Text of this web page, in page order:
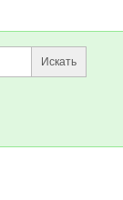
сайту и
Искать